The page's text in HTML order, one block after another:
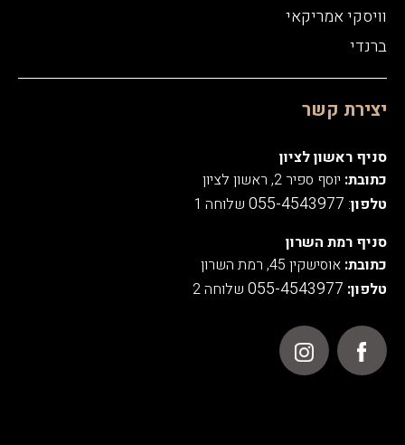
וויסקי אמריקאי
ברנדי
יצירת קשר
סניף ראשון לציון
כתובת: יוסף ספיר 2, ראשון לציון
טלפון:
055-4543977 שלוחה 1
סניף רמת השרון
כתובת: אוסישקין 45, רמת השרון
טלפון: 055-4543977 שלוחה 2